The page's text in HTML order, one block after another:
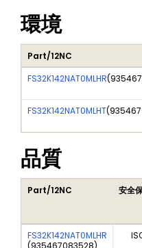
環境
Part/12NC
FS32K142NAT0MLHR(
FS32K142NAT0MLHT(
品質
Part/12NC 安全
FS32K142NAT0MLHR